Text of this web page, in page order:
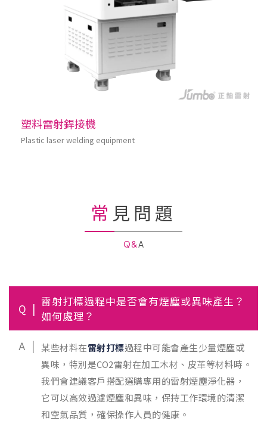
塑料雷射銲接機
Plastic laser welding equipment
常見問題
Q&A
Q
雷射打標過程中是否會有煙塵或異味產生？
如何處理？
A 某些材料在雷射打標過程中可能會產生少量煙塵或
異味，特別是CO2雷射在加工木材、皮革等材料時。
我們會建議客戶搭配選購專用的雷射煙塵淨化器，
它可以高效過濾煙塵和異味，保持工作環境的清潔
和空氣品質，確保操作人員的健康。